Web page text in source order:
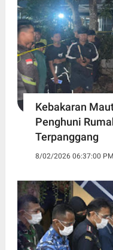
Kebakaran
Penghuni
Terpanggang
8/02/2026 06:37:00 PM